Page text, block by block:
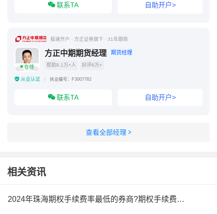
联系TA 自助开户>
极速开户 · 方正证券旗下 · 31年期商
在线
方正中期期货经理 期货经理
帮助9.1万+人 好评6万+
从业认证 执业编号：F3007762
联系TA 自助开户>
查看全部经理
相关资讯
2024年珠海期权手续费率最低的券商?期权手续费率最低是多少?